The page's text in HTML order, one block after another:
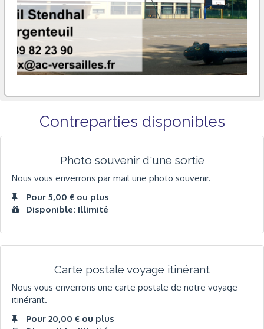
Contreparties disponibles
Photo souvenir d'une sortie
Nous vous enverrons par mail une photo souvenir.
Pour 5,00 € ou plus
Disponible: Illimité
Carte postale voyage itinérant
Nous vous enverrons une carte postale de notre voyage
itinérant.
Pour 20,00 € ou plus